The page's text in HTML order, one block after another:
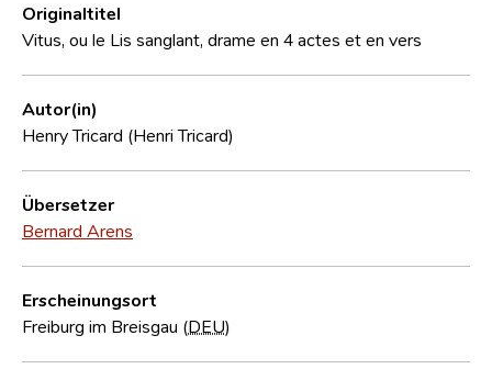
Originaltitel
Vitus, ou le Lis sanglant, drame en 4 actes et en vers
Autor(in)
Henry Tricard (Henri Tricard)
Übersetzer
Bernard Arens
Erscheinungsort
Freiburg im Breisgau (DEU)